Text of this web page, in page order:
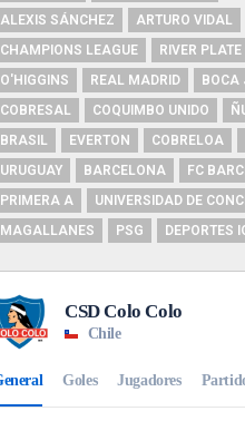
ALEXIS SÁNCHEZ
ARTURO VIDAL
CHAMPIONS LEAGUE
RIVER PLATE
O'HIGGINS
REAL MADRID
BOCA
COBRESAL
COQUIMBO UNIDO
BRASIL
EVERTON COBRELOA
URUGUAY
BARCELONA
FC
PRIMERA A
UNIVERSIDAD DE
MAGALLANES
PSG DEPORTES